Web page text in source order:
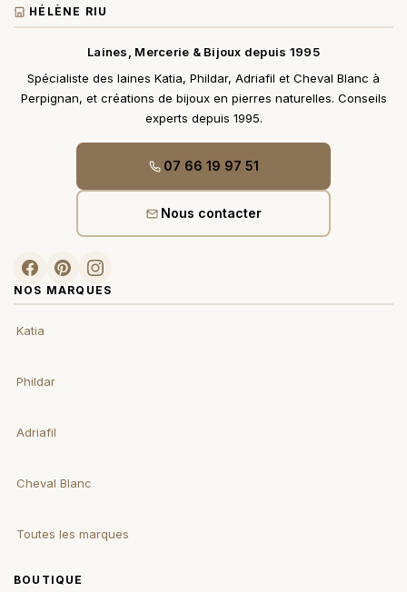
HÉLÈNE RIU
Laines, Mercerie & Bijoux depuis 1995
Spécialiste des laines Katia, Phildar, Adriafil et Cheval Blanc à
Perpignan, et créations de bijoux en pierres naturelles. Conseils
experts depuis 1995.
07 66 19 97 51
Nous contacter
NOS MARQUES
Katia
Phildar
Adriafil
Cheval Blanc
Toutes les marques
BOUTIQUE